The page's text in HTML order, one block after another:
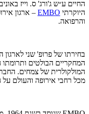
החיים ע״ש ג'ורג' ס. וייז
היוקרתי EMBO – ארגון
והרפואה.
בחירתו של פרופ' שני לארגון
המחקריים הבולטים
מכל רחבי אירופה והעולם